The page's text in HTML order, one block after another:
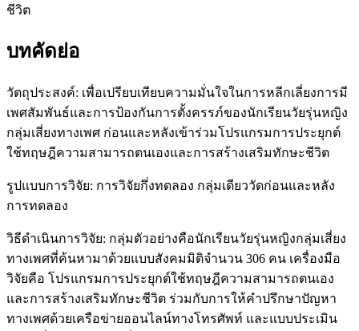
ชีวิต
บทคัดย่อ
วัตถุประสงค์: เพื่อเปรียบเทียบความมั่นใจในการหลีกเลี่ยงการมี
เพศสัมพันธ์และการป้องกันการตั้งครรภ์ของนักเรียนวัยรุ่นหญิง
กลุ่มเสี่ยงทางเพศ ก่อนและหลังเข้าร่วมโปรแกรมการประยุกต์
ใช้ทฤษฎีความสามารถตนเองและการสร้างเสริมทักษะชีวิต
รูปแบบการวิจัย: การวิจัยกึ่งทดลอง กลุ่มเดียววัดก่อนและหลัง
การทดลอง
วิธีดำเนินการวิจัย: กลุ่มตัวอย่างคือนักเรียนวัยรุ่นหญิงกลุ่มเสี่ยง
ทางเพศที่ค้นหามาด้วยแบบสังคมมิติจำนวน 306 คน เครื่องมือ
วิจัยคือ โปรแกรมการประยุกต์ใช้ทฤษฎีความสามารถตนเอง
และการสร้างเสริมทักษะชีวิต ร่วมกับการให้คำปรึกษาปัญหา
ทางเพศด้วยเครือข่ายออนไลน์ทางโทรศัพท์ และแบบประเมิน